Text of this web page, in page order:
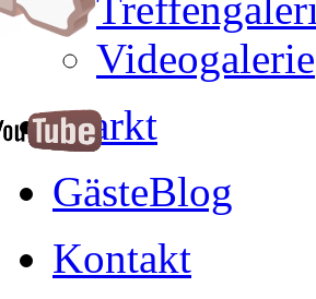
Videogalerie
Markt
GästeBlog
Kontakt